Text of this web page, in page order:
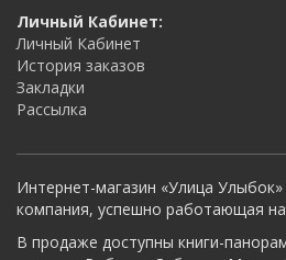
Личный Кабинет:
Личный Кабинет
История заказов
Закладки
Рассылка
Интернет-магазин «Улица Улыбок»
компания, успешно работающая
В продаже доступны книги-